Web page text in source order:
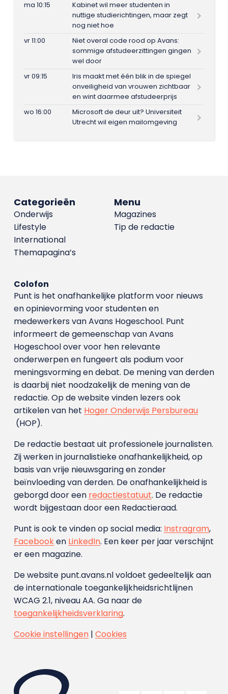
ma 10:15
Kabinet wil meer studenten in
nuttige studierichtingen, maar zegt
nog niet hoe
vr 11:00
Niet overal code rood op Avans:
sommige afstudeerzittingen gingen
wel door
vr 09:15
Iris maakt met één blik in de spiegel
onveiligheid van vrouwen zichtbaar
en wint daarmee afstudeerprijs
wo 16:00
Microsoft de deur uit? Universiteit
Utrecht wil eigen mailomgeving
Menu
Magazines
Tip de redactie
Categorieën
Onderwijs
Lifestyle
International
Themapagina’s
Colofon
Punt is het onafhankelijke platform voor nieuws
en opinievorming voor studenten en
medewerkers van Avans Hoge­school. Punt
informeert de gemeenschap van Avans
Hogeschool over voor hen relevante
onderwerpen en fungeert als podium voor
meningsvorming en debat. De mening van derden
is daarbij niet noodzakelijk de mening van de
redactie. Op de website vinden lezers ook
artikelen van het Hoger Onderwijs Persbureau
(HOP).
De redactie bestaat uit professionele journalisten.
Zij werken in journalistieke onafhankelijkheid, op
basis van vrije nieuwsgaring en zonder
beïnvloeding van derden. De onafhankelijkheid is
geborgd door een redactiestatuut. De redactie
wordt bijgestaan door een Redactieraad.
Punt is ook te vinden op social media: Instragram,
Facebooken LinkedIn. Een keer per jaar verschijnt
er een magazine.
De website punt.avans.nl voldoet gedeeltelijk aan
de internationale toegankelijkheidsrichtlijnen
WCAG 2.1, niveau AA. Ga naar de
toegankelijkheidsverklaring.
Cookie instellingen| Cookies